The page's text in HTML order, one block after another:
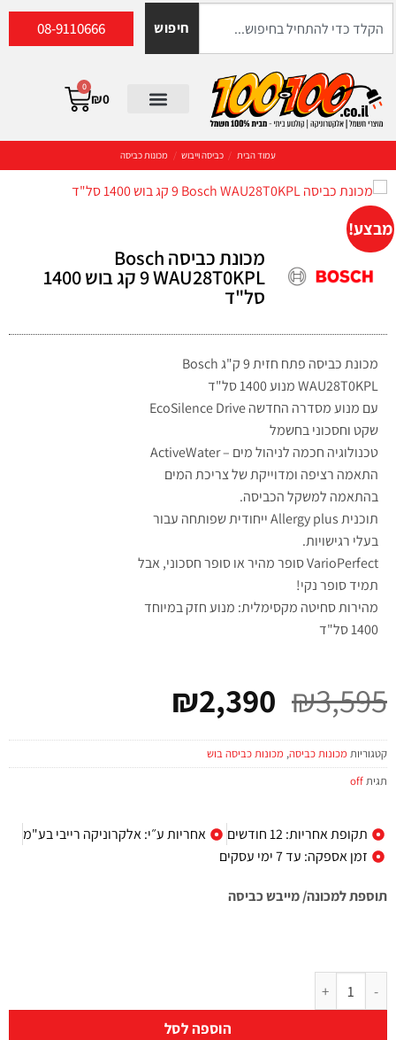
חיפוש 08-9110666
₪0
0
עמוד הבית / כביסה וייבוש / מכונות כביסה
מבצע!
מכונת כביסה Bosch
WAU28T0KPL ‏9 ‏קג בוש 1400
סל"ד
מכונת כביסה פתח חזית 9 ק"ג Bosch
WAU28T0KPL מנוע 1400 סל"ד
עם מנוע מסדרה החדשה EcoSilence Drive
שקט וחסכוני בחשמל
טכנולוגיה חכמה לניהול מים – ActiveWater
התאמה רציפה ומדוייקת של צריכת המים
בהתאמה למשקל הכביסה.
תוכנית Allergy plus ייחודית שפותחה עבור
בעלי רגישויות.
VarioPerfect סופר מהיר או סופר חסכוני, אבל
תמיד סופר נקי!
מהירות סחיטה מקסימלית: מנוע חזק במיוחד
1400 סל"ד
₪3,595
₪2,390
קטגוריות מכונות כביסה, מכונות כביסה בוש
תגיתoff
תקופת אחריות: 12 חודשים
אחריות ע״י: אלקרוניקה רייבי בע"מ
זמן אספקה: עד 7 ימי עסקים
תוספת למכונה/ מייבש כביסה
הוספה לסל